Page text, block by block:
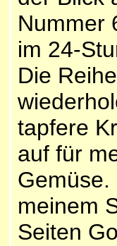
Nummer
im 24-
Die
tapfere
auf für
meinem
Seiten